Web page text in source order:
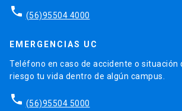
phone (56)95504 4000
EMERGENCIAS UC
Teléfono en caso de accidente o situación
riesgo tu vida dentro de algún campus.
phone (56)95504 5000